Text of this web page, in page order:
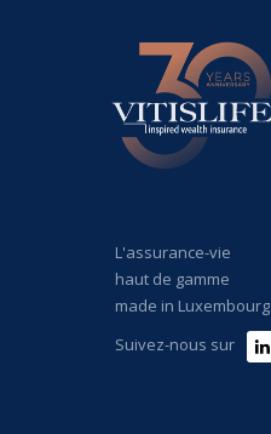
L'assurance-vie
haut de gamme
made in Luxembourg
Suivez-nous sur